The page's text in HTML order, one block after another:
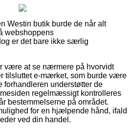
Westin butik burde de når alt
webshoppens
er det bare ikke særlig
være at se nærmere på hvorvidt
tilsluttet e-mærket, som burde være
forhandleren understøtter de
regelmæssigt kontrolleres
bestemmelserne på området.
for en hjælpende hånd, ifald
ved din handel.